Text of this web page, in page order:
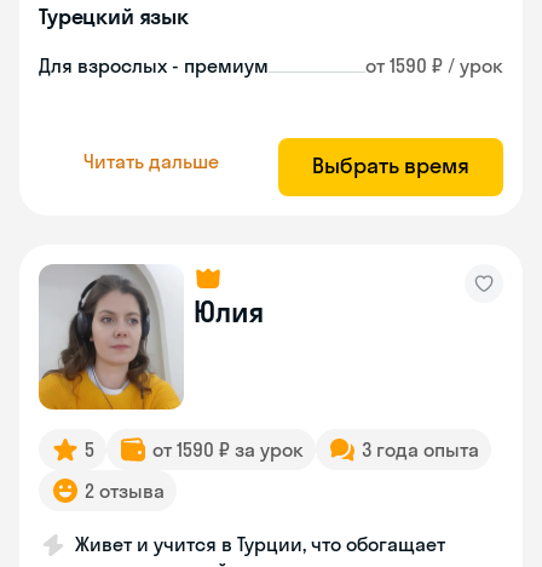
Турецкий язык
Для взрослых - премиум от 1590 ₽ / урок
Читать дальше Выбрать время
Юлия
5 от 1590 ₽ за урок
3 года опыта
2 отзыва
Живет и учится в Турции, что обогащает